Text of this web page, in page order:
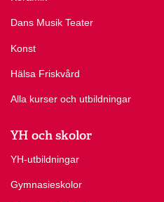
Dans Musik Teater
Konst
Hälsa Friskvård
Alla kurser och utbildningar
YH och skolor
YH-utbildningar
Gymnasieskolor